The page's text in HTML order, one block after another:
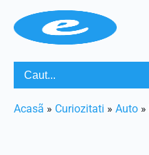
Acasã » Curiozitati » Auto »